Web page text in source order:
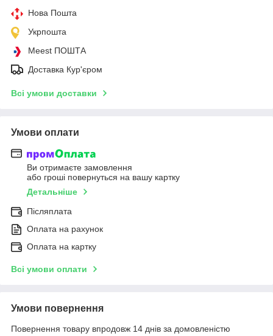
Нова Пошта
Укрпошта
Meest ПОШТА
Доставка Кур'єром
Всі умови доставки
Умови оплати
Ви отримаєте замовлення
або гроші повернуться на вашу картку
Детальніше
Післяплата
Оплата на рахунок
Оплата на картку
Всі умови оплати
Умови повернення
Повернення товару впродовж 14 днів за домовленістю